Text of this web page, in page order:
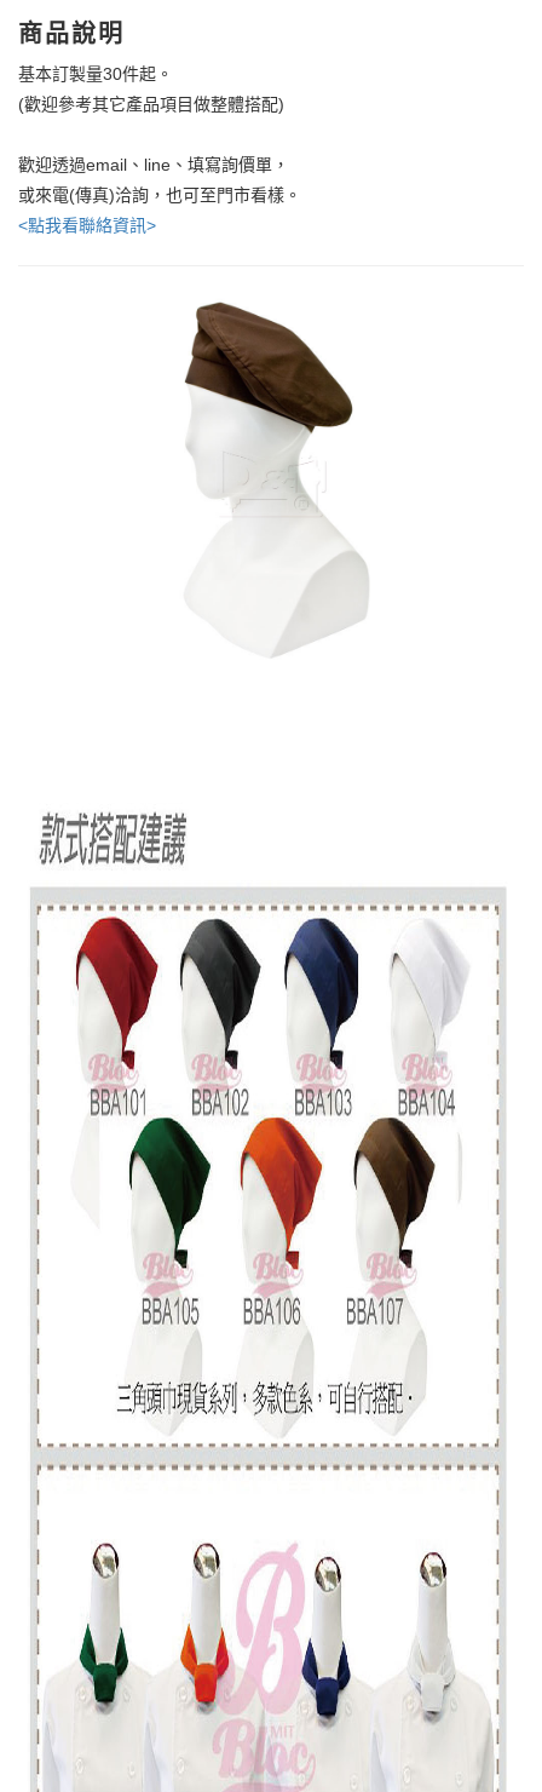
商品說明
基本訂製量30件起。
(歡迎參考其它產品項目做整體搭配)
歡迎透過email、line、填寫詢價單，
或來電(傳真)洽詢，也可至門市看樣。
<點我看聯絡資訊>